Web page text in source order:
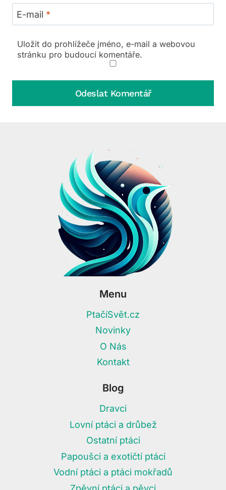
E-mail *
Uložit do prohlížeče jméno, e-mail a webovou
stránku pro budoucí komentáře.
Menu
PtačíSvět.cz
Novinky
O Nás
Kontakt
Blog
Dravci
Lovní ptáci a drůbež
Ostatní ptáci
Papoušci a exotičtí ptáci
Vodní ptáci a ptáci mokřadů